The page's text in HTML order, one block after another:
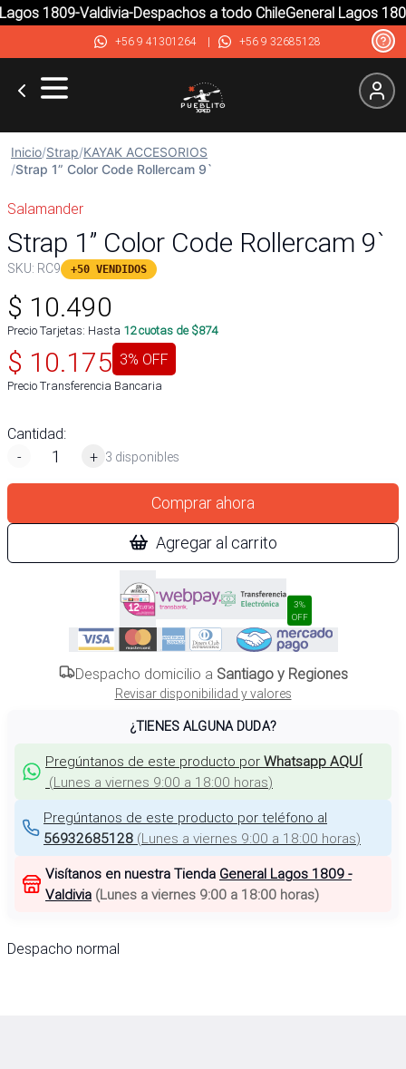
1809-Valdivia-Despachos a todo ChileGeneral Lagos
+56 9 41301264| +56 9 32685128
Inicio/Strap/KAYAK ACCESORIOS
/Strap 1” Color Code Rollercam 9`
Salamander
Strap 1” Color Code Rollercam 9`
SKU: RC9 +50 VENDIDOS
$ 10.490
Precio Tarjetas: Hasta 12cuotas de $874
$ 10.175 3% OFF
Precio Transferencia Bancaria
Cantidad:
-
+ 3 disponibles
Comprar ahora
Agregar al carrito
3%
OFF
Despacho domicilio a Santiago y Regiones
Revisar disponibilidad y valores
¿TIENES ALGUNA DUDA?
Pregúntanos de este producto por Whatsapp AQUÍ
(Lunes a viernes 9:00 a 18:00 horas)
Pregúntanos de este producto por teléfono al
56932685128 (Lunes a viernes 9:00 a 18:00 horas)
Visítanos en nuestra Tienda General Lagos 1809 -
Valdivia (Lunes a viernes 9:00 a 18:00 horas)
Despacho normal